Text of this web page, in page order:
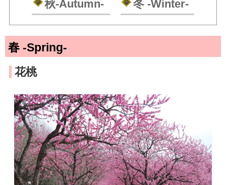
秋-Autumn- 冬-Winter-
春 -Spring-
花桃